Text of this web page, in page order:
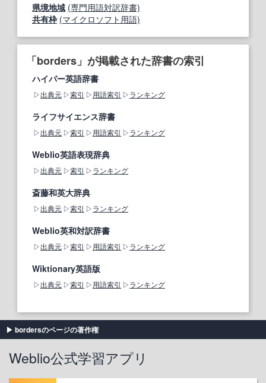
県境地域 (専門用語対訳辞書)
共有枠 (マイクロソフト用語)
「borders」が掲載された辞書の索引
ハイパー英語辞書
出典元 索引 用語索引 ランキング
ライフサイエンス辞書
出典元 索引 用語索引 ランキング
Weblio英語表現辞典
出典元 索引 ランキング
斎藤和英大辞典
出典元 索引 ランキング
Weblio英和対訳辞書
出典元 索引 用語索引 ランキング
Wiktionary英語版
出典元 索引 用語索引 ランキング
bordersのページの著作権
Weblio公式学習アプリ